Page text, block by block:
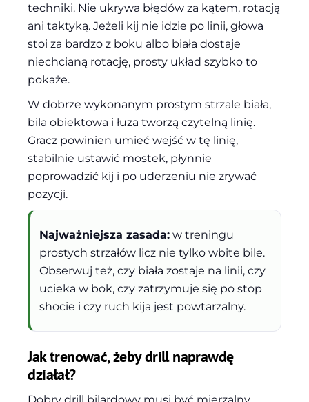
techniki. Nie ukrywa błędów za kątem, rotacją
ani taktyką. Jeżeli kij nie idzie po linii, głowa
stoi za bardzo z boku albo biała dostaje
niechcianą rotację, prosty układ szybko to
pokaże.
W dobrze wykonanym prostym strzale biała,
bila obiektowa i łuza tworzą czytelną linię.
Gracz powinien umieć wejść w tę linię,
stabilnie ustawić mostek, płynnie
poprowadzić kij i po uderzeniu nie zrywać
pozycji.
Najważniejsza zasada: w treningu
prostych strzałów licz nie tylko wbite bile.
Obserwuj też, czy biała zostaje na linii, czy
ucieka w bok, czy zatrzymuje się po stop
shocie i czy ruch kija jest powtarzalny.
Jak trenować, żeby drill naprawdę
działał?